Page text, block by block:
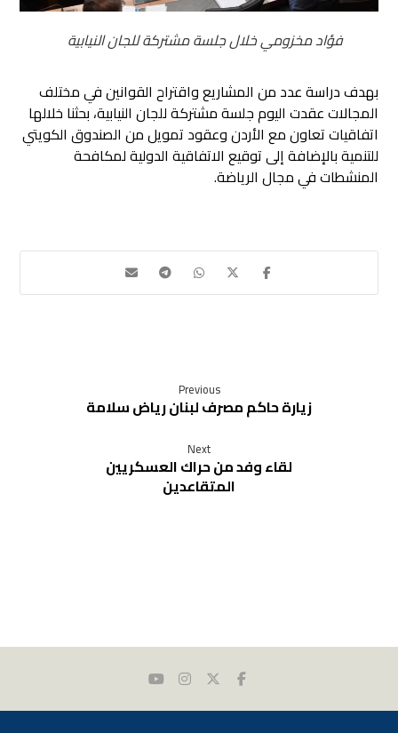
فؤاد مخزومي خلال جلسة مشتركة للجان النيابية
بهدف دراسة عدد من المشاريع واقتراح القوانين في مختلف
المجالات عقدت اليوم جلسة مشتركة للجان النيابية، بحثنا خلالها
اتفاقيات تعاون مع الأردن وعقود تمويل من الصندوق الكويتي
للتنمية بالإضافة إلى توقيع الاتفاقية الدولية لمكافحة
المنشطات في مجال الرياضة.
Previous
زيارة حاكم مصرف لبنان رياض سلامة
Next
لقاء وفد من حراك العسكريين
المتقاعدين